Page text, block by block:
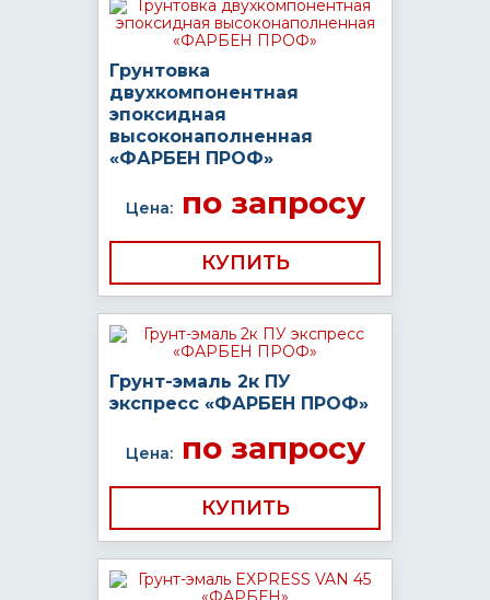
Грунтовка
двухкомпонентная
эпоксидная
высоконаполненная
«ФАРБЕН ПРОФ»
Цена:по запросу
КУПИТЬ
Грунт-эмаль 2к ПУ
экспресс «ФАРБЕН ПРОФ»
Цена:по запросу
КУПИТЬ